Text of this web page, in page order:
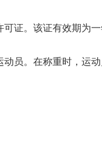
证。该证有效期为
员。在称重时，运